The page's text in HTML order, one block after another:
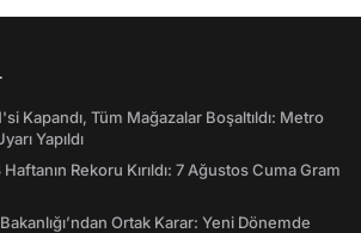
Kapandı, Tüm Mağazalar Boşaltıldı: Metro
Yapıldı
Haftanın Rekoru Kırıldı: 7 Ağustos Cuma Gram
Ortak Karar: Yeni Dönemde